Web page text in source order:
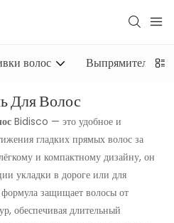
волос Выпрямитель для
Для Волос
Bidisco — это удобное и
гладких прямых волос за
и компактному дизайну, он
укладки в дороге или для
защищает волосы от
обеспечивая длительный